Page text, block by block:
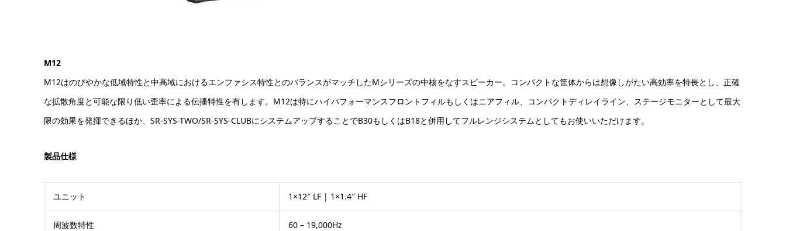
M12
M12はのびやかな低域特性と中高域におけるエンファシス特性とのバランスがマッチしたMシリーズの中核をなすスピーカー。コンパクトな筐体からは想像しがたい高効率を特長とし、正確
な拡散角度と可能な限り低い歪率による伝播特性を有します。M12は特にハイパフォーマンスフロントフィルもしくはニアフィル、コンパクトディレイライン、ステージモニターとして最大
限の効果を発揮できるほか、SR-SYS-TWO/SR-SYS-CLUBにシステムアップすることでB30もしくはB18と併用してフルレンジシステムとしてもお使いいただけます。
製品仕様
ユニット 1×12″ LF | 1×1.4″ HF
周波数特性 60 – 19,000Hz